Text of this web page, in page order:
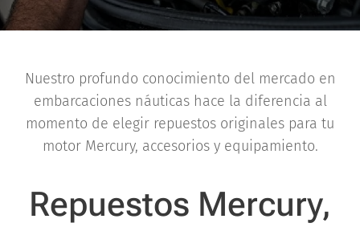
Nuestro profundo conocimiento del mercado en
embarcaciones náuticas hace la diferencia al
momento de elegir repuestos originales para tu
motor Mercury, accesorios y equipamiento.
Repuestos Mercury,